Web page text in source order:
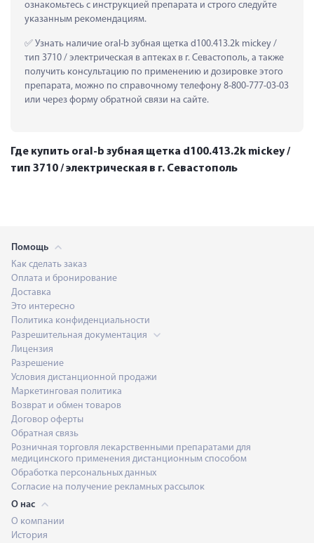
ознакомьтесь с инструкцией препарата и строго следуйте
указанным рекомендациям.
Узнать наличие oral-b зубная щетка d100.413.2k mickey /
тип 3710 / электрическая в аптеках в г. Севастополь, а также
получить консультацию по применению и дозировке этого
препарата, можно по справочному телефону 8-800-777-03-03
или через форму обратной связи на сайте.
Где купить oral-b зубная щетка d100.413.2k mickey /
тип 3710 / электрическая в г. Севастополь
Помощь
Как сделать заказ
Оплата и бронирование
Доставка
Это интересно
Политика конфиденциальности
Разрешительная документация
Лицензия
Разрешение
Условия дистанционной продажи
Маркетинговая политика
Возврат и обмен товаров
Договор оферты
Обратная связь
Розничная торговля лекарственными препаратами для
медицинского применения дистанционным способом
Обработка персональных данных
Согласие на получение рекламных рассылок
О нас
О компании
История